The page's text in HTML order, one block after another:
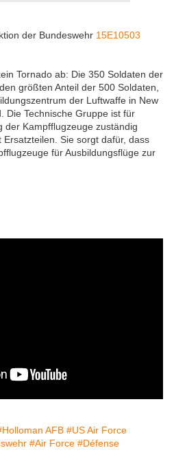
der Bundeswehr 15E10503
Tornado ab: Die 350 Soldaten der
größten Anteil der 500 Soldaten,
der Luftwaffe in New
Die Technische Gruppe ist für
der Kampfflugzeuge zuständig
Sie sorgt dafür, dass
für Ausbildungsflüge zur
AFB #US Air Force
#Air Force #Défense